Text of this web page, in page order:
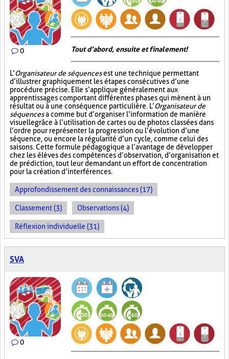
0 Tout d’abord, ensuite et finalement!
L’Organisateur de séquencesest une technique permettant
d’illustrer graphiquement les étapes consécutives d’une
procédure précise. Elle s’applique généralement aux
apprentissages comportant différentes phases qui mènent à un
résultat ou à une conséquence particulière. L’Organisateur de
séquencesa comme but d’organiser l’information de manière
visuellegrâce à l’utilisation de cartes ou de photos classées dans
l’ordre pour représenter la progression ou l’évolution d’une
séquence, ou encore la régularité d’un cycle, comme celui des
saisons. Cette formule pédagogique a l’avantage de développer
chez les élèves des compétences d’observation, d’organisation et
de prédiction, tout leur demandant un effort de concentration
pour la création d’interférences.
Approfondissement des connaissances (17)
Classement (3) Observations (4)
Réflexion individuelle (31)
SVA
0